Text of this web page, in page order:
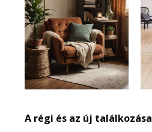
A régi és az új találkozása